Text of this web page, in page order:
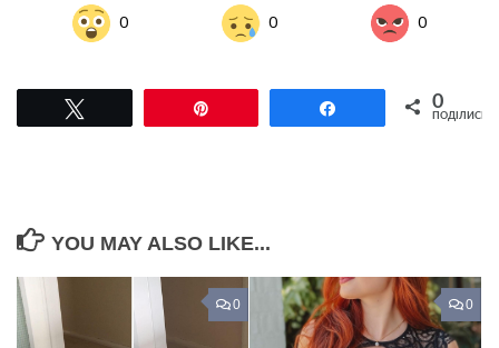
0 0 0
Поділитися0
ПОДІЛИСЬ
YOU MAY ALSO LIKE...
0 0